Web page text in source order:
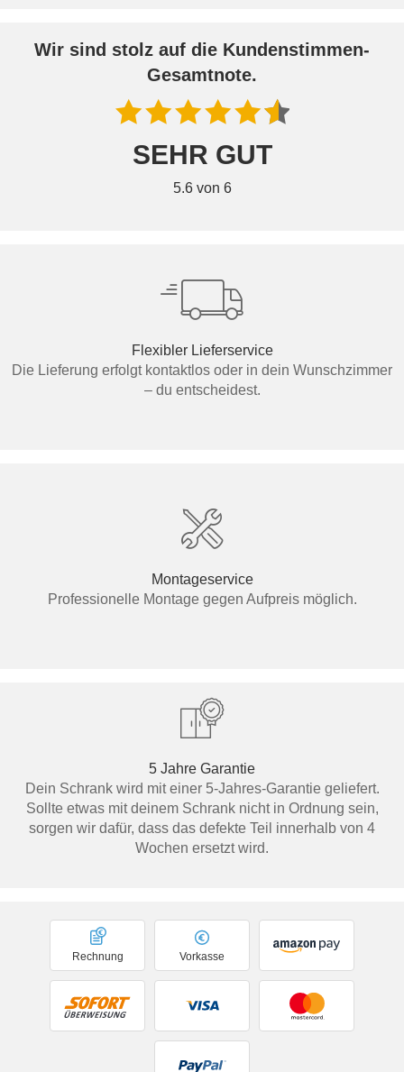
Wir sind stolz auf die Kundenstimmen-
Gesamtnote.
SEHR GUT
5.6 von 6
Flexibler Lieferservice
Die Lieferung erfolgt kontaktlos oder in dein Wunschzimmer
– du entscheidest.
Montageservice
Professionelle Montage gegen Aufpreis möglich.
5 Jahre Garantie
Dein Schrank wird mit einer 5-Jahres-Garantie geliefert.
Sollte etwas mit deinem Schrank nicht in Ordnung sein,
sorgen wir dafür, dass das defekte Teil innerhalb von 4
Wochen ersetzt wird.
Vorkasse
Rechnung